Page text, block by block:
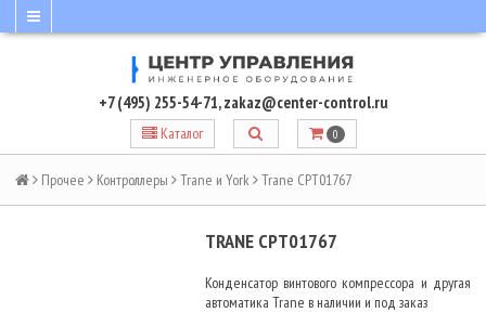
+7 (495) 255-54-71,zakaz@center-control.ru
Каталог 0
Прочее Контроллеры Trane и York Trane CPT01767
TRANE CPT01767
Конденсатор винтового компрессора и другая
автоматика Trane в наличии и под заказ